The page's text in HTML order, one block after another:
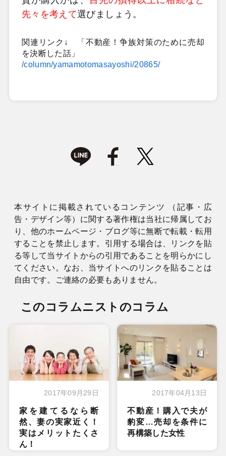
先々を考えて選びましょう。
関連リンク↓ 「不動産！争族対策のために売却
を決断した話」
/column/yamamotomasayoshi/20865/
本サイトに掲載されているコンテンツ （記事・広
告・デザイン等）に関する著作権は当社に帰属してお
り、他のホームページ・ブログ等に無断で転載・転用
することを禁止します。引用する場合は、リンクを貼
る等して当サイトからの引用であることを明らかにし
てください。なお、当サイトへのリンクを貼ることは
自由です。ご連絡の必要もありません。
このコラムニストのコラム
2017年09月29日
家を建てるなら断
然、妻の実家近く！
実はメリットたくさ
ん！
2017年04月13日
不動産！購入で夫が
豹変…売却を条件に
再構築した女性